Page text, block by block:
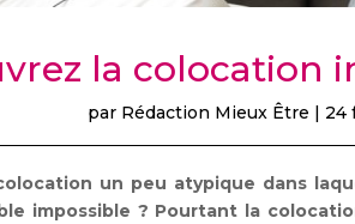
la colocation
par Rédaction Mieux Être | 24
un peu atypique dans
impossible ? Pourtant la